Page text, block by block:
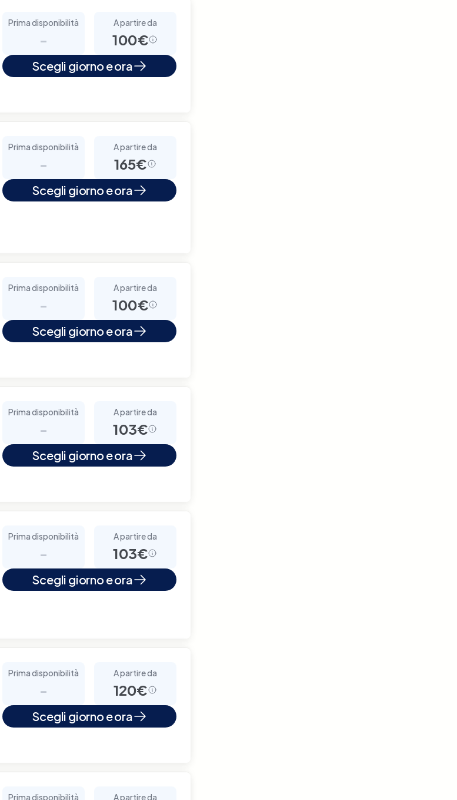
Prima disponibilità
-
A partire da
100€
Scegli giorno e ora
Prima disponibilità
-
A partire da
165€
Scegli giorno e ora
Prima disponibilità
-
A partire da
100€
Scegli giorno e ora
Prima disponibilità
-
A partire da
103€
Scegli giorno e ora
Prima disponibilità
-
A partire da
103€
Scegli giorno e ora
Prima disponibilità
-
A partire da
120€
Scegli giorno e ora
Prima disponibilità A partire da